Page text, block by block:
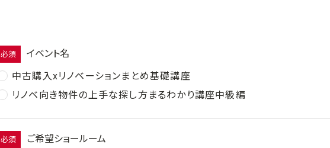
必須
イベント名
中古購入xリノベーションまとめ基礎講座
リノベ向き物件の上手な探し方まるわかり講座中級編
必須
ご希望ショールーム